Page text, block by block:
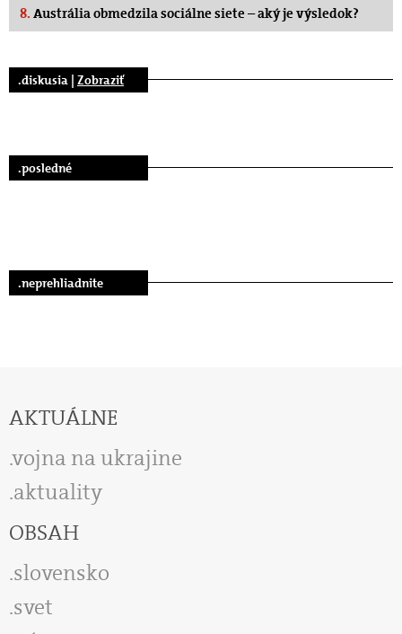
8. Austrália obmedzila sociálne siete – aký je výsledok?
.diskusia | Zobraziť
.posledné
.neprehliadnite
AKTUÁLNE
vojna na ukrajine
aktuality
OBSAH
slovensko
svet